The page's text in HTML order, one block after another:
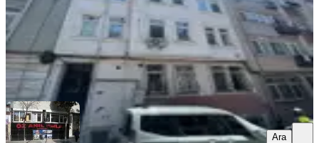
Öz Anıl Emlak GayrimenkulNesime Karamuk Anıl Karamuk
Ara
Ara